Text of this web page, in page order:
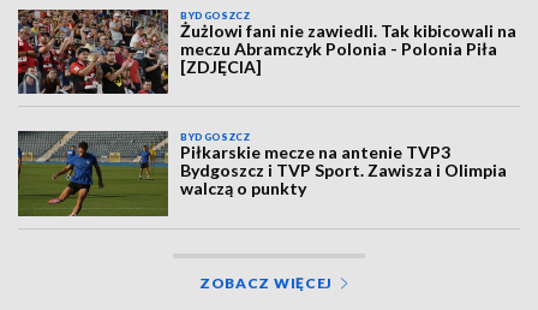
BYDGOSZCZ
Żużlowi fani nie zawiedli. Tak kibicowali na
meczu Abramczyk Polonia - Polonia Piła
[ZDJĘCIA]
BYDGOSZCZ
Piłkarskie mecze na antenie TVP3
Bydgoszcz i TVP Sport. Zawisza i Olimpia
walczą o punkty
ZOBACZ WIĘCEJ